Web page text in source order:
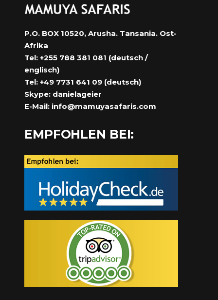
P.O. BOX 10520, Arusha. Tansania. Ost-
Afrika
Tel: +255 788 381 081 (deutsch /
englisch)
Tel: +49 7731 641 09 (deutsch)
Skype: danielageier
E-Mail: info@mamuyasafaris.com
EMPFOHLEN BEI: